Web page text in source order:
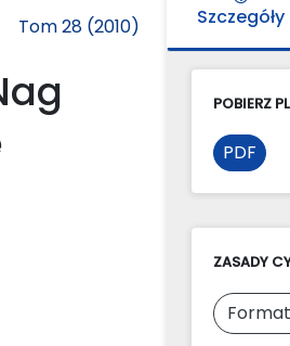
Tom 28 (2010) Szczegóły
POBIERZ
PDF
ZASADY